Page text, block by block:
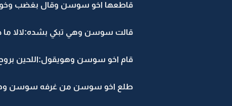
قاطعها اخو سوسن وقال بغضب
قالت سوسن وهي تبكي بشده:لالا
قام اخو سوسن وهويقول:اللحين
طلع اخو سوسن من غرفه سوسن وهي